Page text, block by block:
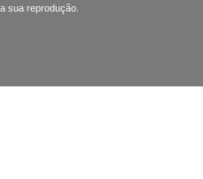
sua reprodução.